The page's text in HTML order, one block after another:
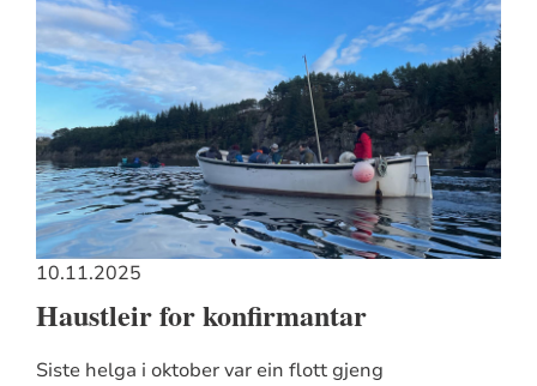
10.11.2025
Haustleir for konfirmantar
Siste helga i oktober var ein flott gjeng